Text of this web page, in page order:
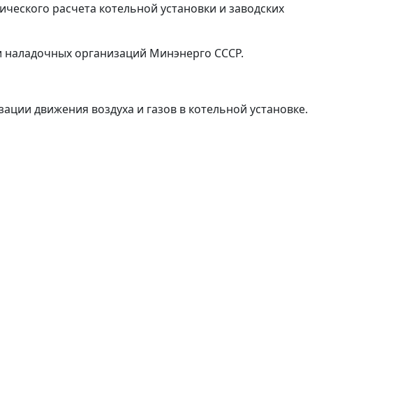
расчета котельной установки и заводских
организаций Минэнерго СССР.
движения воздуха и газов в котельной установке.